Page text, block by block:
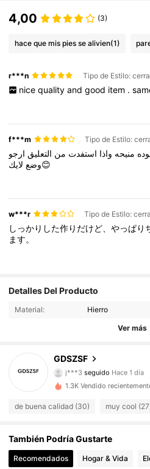
4,00 (3)
hace que mis pies se alivien(1)
r***n Tipo de Estilo:
nice quality and good item .
f***m
منيحه واذا استفدت من التعليق ارجو
وضعلايك😊
w***r
しっかりした作りだけど、やっぱ
ます。
Detalles Del Producto
Material: Hierro
Ver más
GDSZSF
4,71 42 Seguidores
42 Seguidores
4,71 42 Seguidores
4,71
4,71 42 Seguidores
1.3K Vendido
de buena calidad (30) muy cool
También Podría Gustarte
Recomendados Hogar & Vida